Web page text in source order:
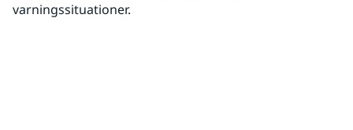
varningssituationer.